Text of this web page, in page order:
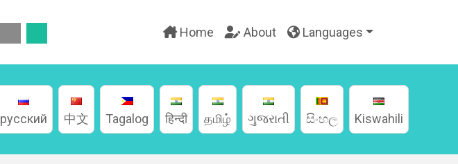
Home About Languages
русский 中文 Tagalog हिन्दी தமிழ் ગુજરાતી සිංහල Kiswahili